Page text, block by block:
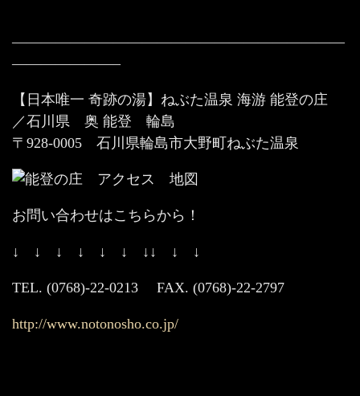
———————————————————————
———————–
【日本唯一 奇跡の湯】ねぶた温泉 海游 能登の庄
／石川県 奥 能登 輪島
〒928-0005 石川県輪島市大野町ねぶた温泉
お問い合わせはこちらから！
↓ ↓ ↓ ↓ ↓ ↓ ↓↓ ↓ ↓
TEL. (0768)-22-0213 FAX. (0768)-22-2797
http://www.notonosho.co.jp/